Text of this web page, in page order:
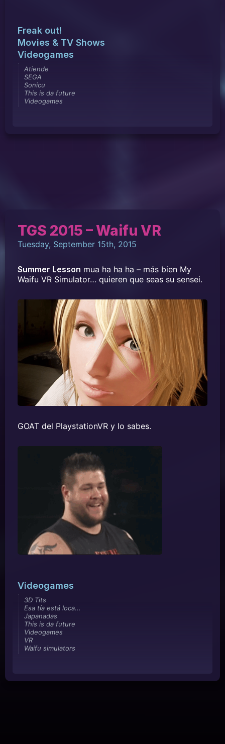
Freak out!
Movies & TV Shows
Videogames
Atiende
SEGA
Sonicu
This is da future
Videogames
TGS 2015 – Waifu VR
Tuesday, September 15th, 2015
Summer Lesson mua ha ha ha – más bien My
Waifu VR Simulator… quieren que seas su sensei.
GOAT del PlaystationVR y lo sabes.
Videogames
3D Tits
Esa tía está loca...
Japanadas
This is da future
Videogames
VR
Waifu simulators